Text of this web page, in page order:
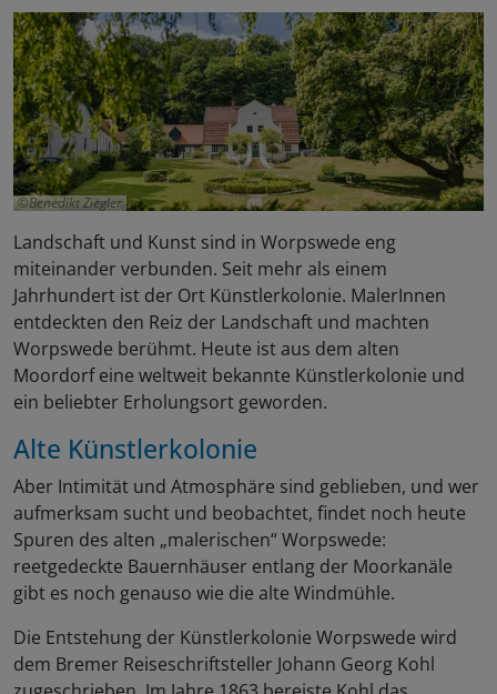
Benedikt Ziegler
Landschaft und Kunst sind in Worpswede eng
miteinander verbunden. Seit mehr als einem
Jahrhundert ist der Ort Künstlerkolonie. MalerInnen
entdeckten den Reiz der Landschaft und machten
Worpswede berühmt. Heute ist aus dem alten
Moordorf eine weltweit bekannte Künstlerkolonie und
ein beliebter Erholungsort geworden.
Alte Künstlerkolonie
Aber Intimität und Atmosphäre sind geblieben, und wer
aufmerksam sucht und beobachtet, findet noch heute
Spuren des alten „malerischen“ Worpswede:
reetgedeckte Bauernhäuser entlang der Moorkanäle
gibt es noch genauso wie die alte Windmühle.
Die Entstehung der Künstlerkolonie Worpswede wird
dem Bremer Reiseschriftsteller Johann Georg Kohl